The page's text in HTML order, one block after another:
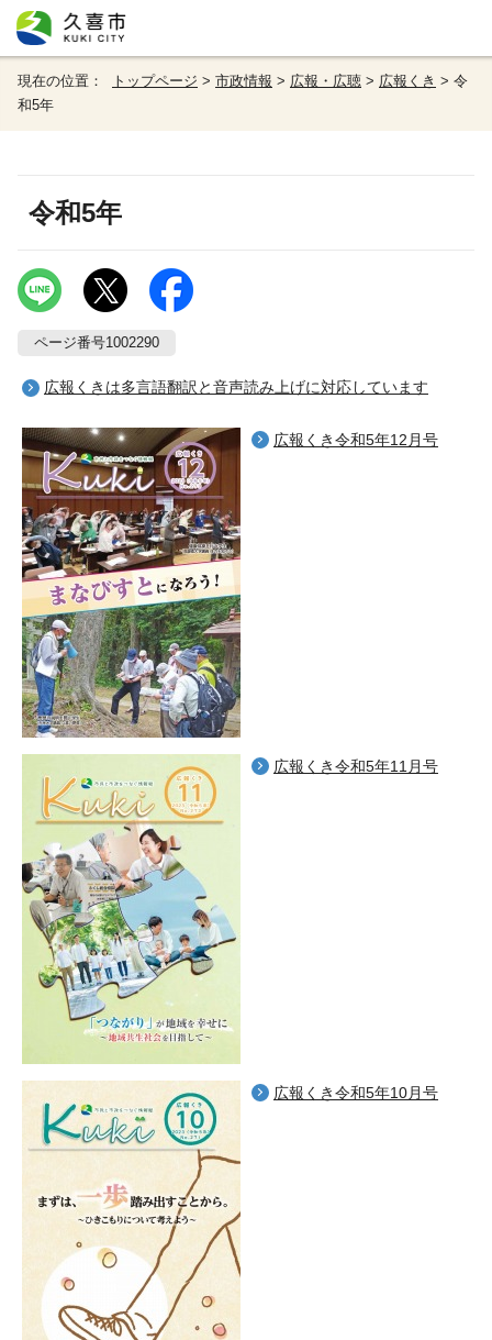
現在の位置： トップページ > 市政情報 > 広報・広聴 > 広報くき > 令
和5年
令和5年
ページ番号1002290
広報くきは多言語翻訳と音声読み上げに対応しています
広報くき令和5年12月号
広報くき令和5年11月号
広報くき令和5年10月号